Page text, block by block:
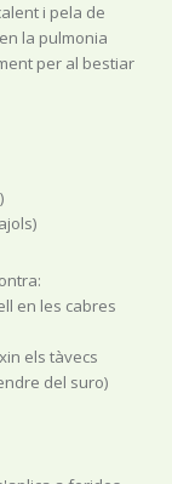
i pela de
la pulmonia
per al bestiar
en les cabres
els tàvecs
del suro)